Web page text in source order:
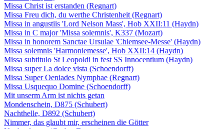
Missa Christ ist erstanden (Regnart)
Missa Freu dich, du werthe Christenheit (Regnart)
Missa in angustiis 'Lord Nelson Mass', Hob XXII:11 (Haydn)
Missa in C major 'Missa solemnis', K337 (Mozart)
Missa in honorem Sanctae Ursulae 'Chiemsee-Messe' (Haydn)
Missa solemnis 'Harmoniemesse', Hob XXII:14 (Haydn)
Missa subtitulo St Leopoldi in fest SS Innocentium (Haydn)
Missa super La dolce vista (Schoendorff)
Missa Super Oeniades Nymphae (Regnart)
Missa Usquequo Domine (Schoendorff)
Mit unserm Arm ist nichts getan
Mondenschein, D875 (Schubert)
Nachthelle, D892 (Schubert)
Nimmer, das glaubt mir, erscheinen die Götter